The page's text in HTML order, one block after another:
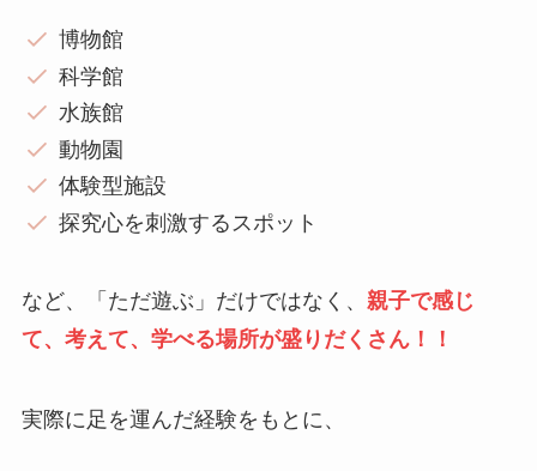
博物館
科学館
水族館
動物園
体験型施設
探究心を刺激するスポット
など、「ただ遊ぶ」だけではなく、 親子で感じ
て、考えて、学べる場所が盛りだくさん！！
実際に足を運んだ経験をもとに、